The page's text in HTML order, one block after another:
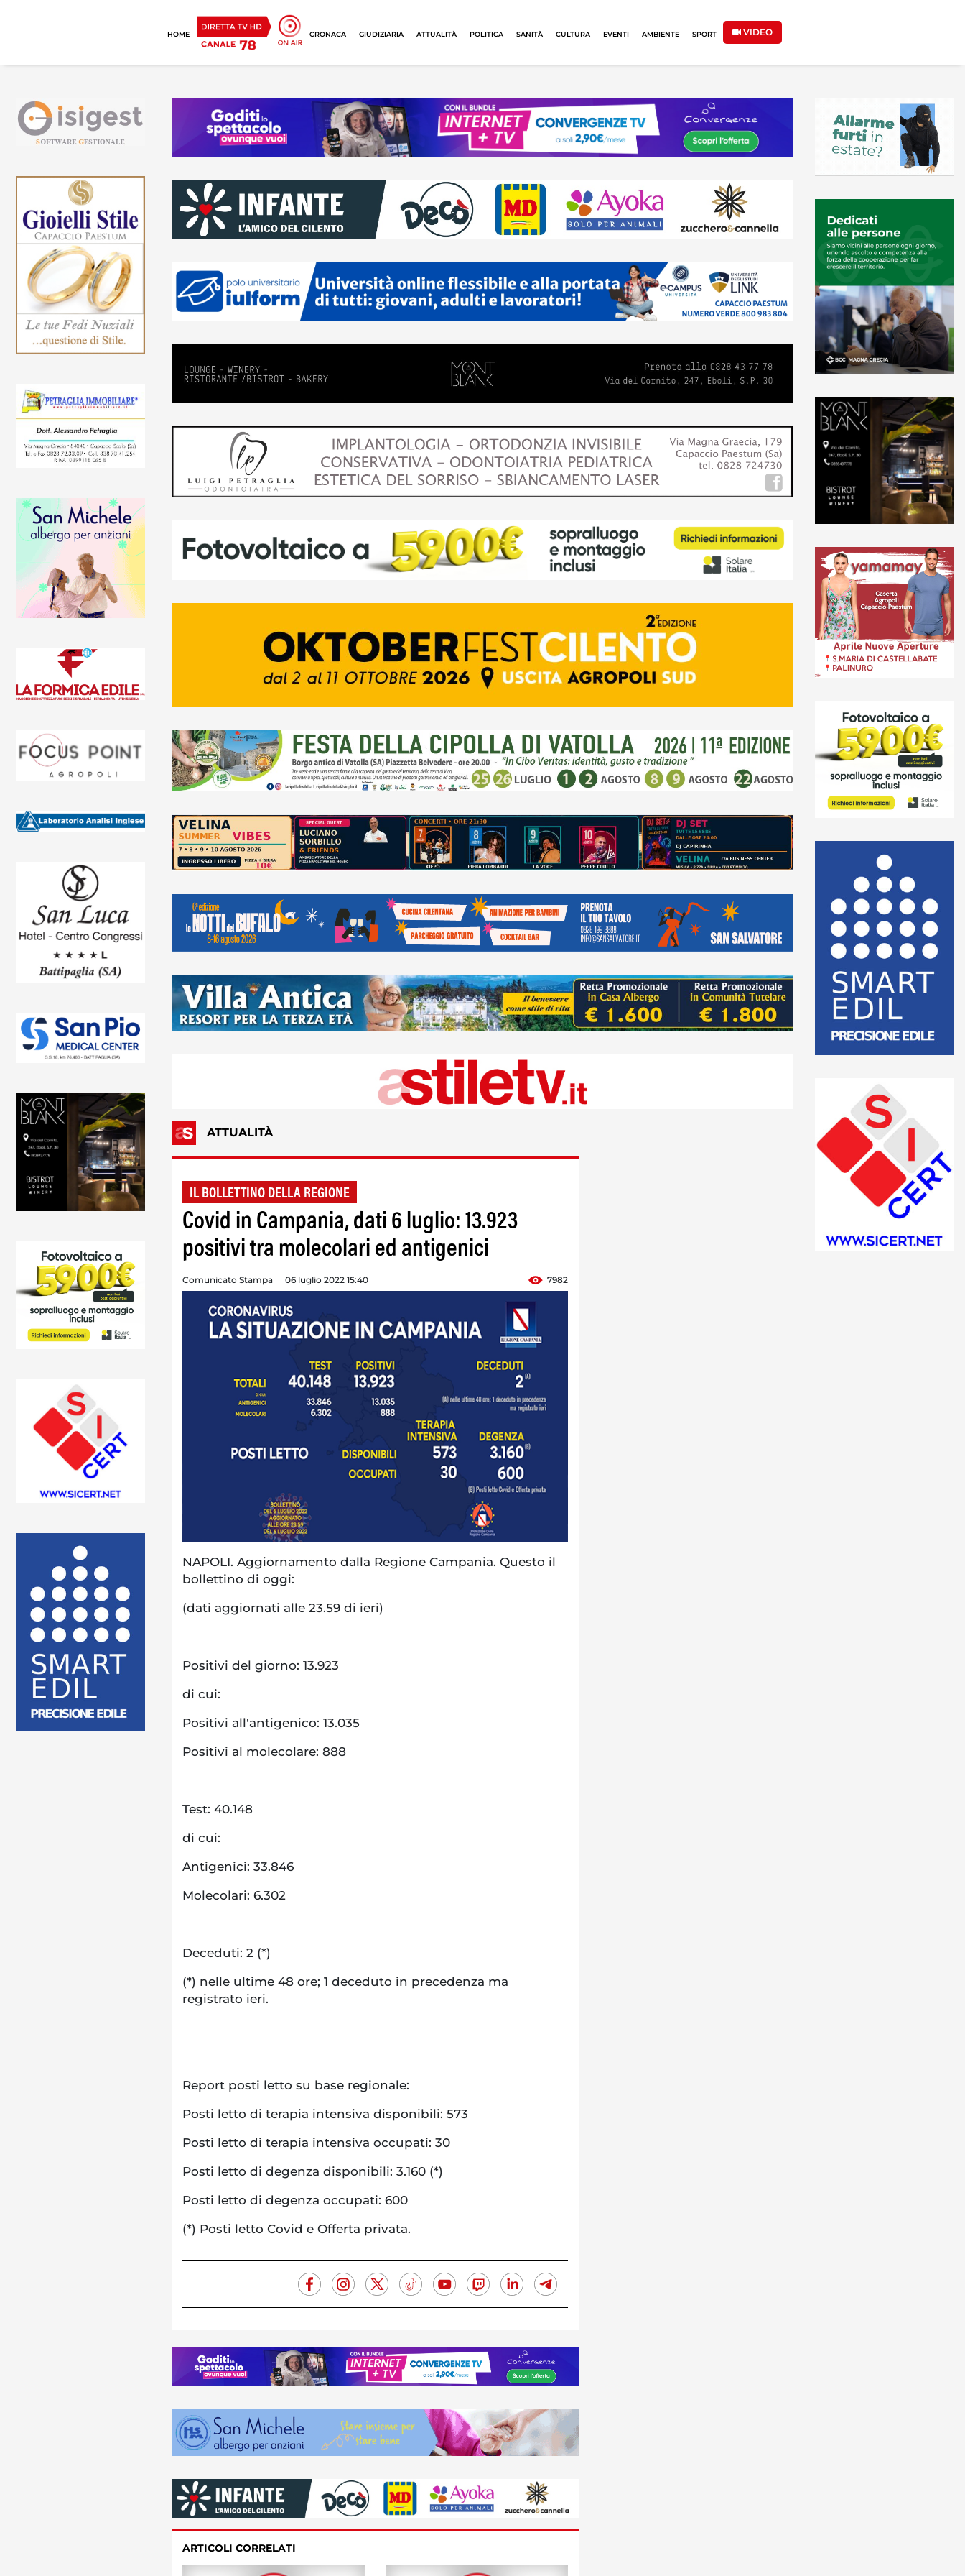
HOME CRONACA GIUDIZIARIA ATTUALITÀ POLITICA SANITÀ CULTURA EVENTI AMBIENTE SPORT VIDEO
ATTUALITÀ
IL BOLLETTINO DELLA REGIONE
Covid in Campania, dati 6 luglio: 13.923
positivi tra molecolari ed antigenici
Comunicato Stampa 06 luglio 2022 15:40 7982
NAPOLI. Aggiornamento dalla Regione Campania. Questo il
bollettino di oggi:
(dati aggiornati alle 23.59 di ieri)
Positivi del giorno: 13.923
di cui:
Positivi all'antigenico: 13.035
Positivi al molecolare: 888
Test: 40.148
di cui:
Antigenici: 33.846
Molecolari: 6.302
Deceduti: 2 (*)
(*) nelle ultime 48 ore; 1 deceduto in precedenza ma
registrato ieri.
Report posti letto su base regionale:
Posti letto di terapia intensiva disponibili: 573
Posti letto di terapia intensiva occupati: 30
Posti letto di degenza disponibili: 3.160 (*)
Posti letto di degenza occupati: 600
(*) Posti letto Covid e Offerta privata.
ARTICOLI CORRELATI